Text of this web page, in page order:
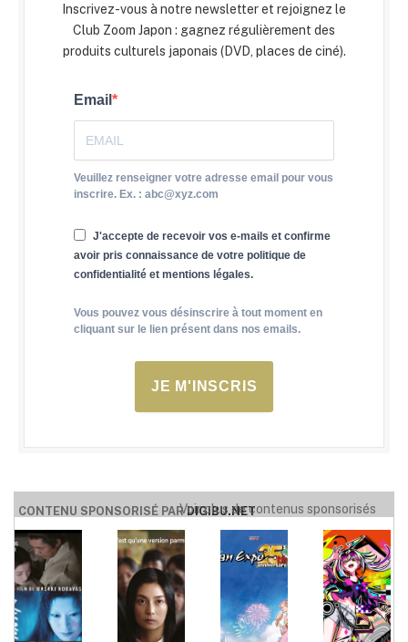
Inscrivez-vous à notre newsletter et rejoignez le
Club Zoom Japon : gagnez régulièrement des
produits culturels japonais (DVD, places de ciné).
Email
Veuillez renseigner votre adresse email pour vous
inscrire. Ex. : abc@xyz.com
J'accepte de recevoir vos e-mails et confirme
avoir pris connaissance de votre politique de
confidentialité et mentions légales.
Vous pouvez vous désinscrire à tout moment en
cliquant sur le lien présent dans nos emails.
JE M'INSCRIS
CONTENU SPONSORISÉ PARDIGIBU.NET
Voir plus de contenus sponsorisés